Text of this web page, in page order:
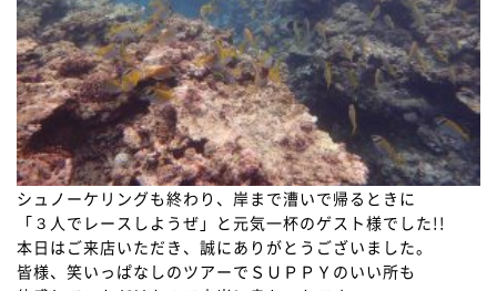
シュノーケリングも終わり、岸まで漕いで帰るときに
「３人でレースしようぜ」と元気一杯のゲスト様でした!!
本日はご来店いただき、誠にありがとうございました。
皆様、笑いっぱなしのツアーでＳＵＰＰＹのいい所も